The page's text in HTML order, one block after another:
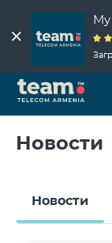
Новости
Новости